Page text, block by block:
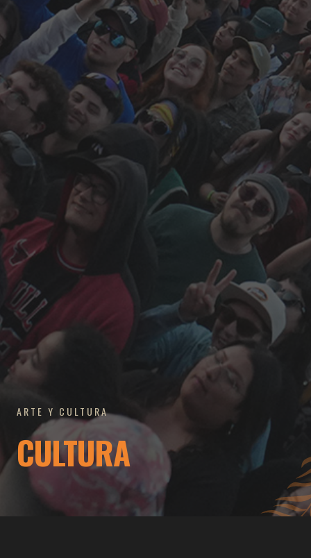
ARTE Y CULTURA
CULTURA